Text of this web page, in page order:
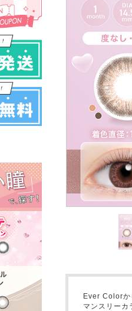
Ever Colorか
マンスリーカ